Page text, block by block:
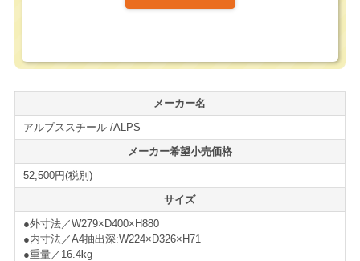
ます。
販売・搬入実績も多数ございますので安心してお買い求
＜仕様・付属品等＞
■深型10段
＊サイズ等の詳細はページ下部に記載がございます。
＜キャスター付ベース（別売り）＞
■キャスター付きベースはこちら
メーカー名
アルプススチール /ALPS
メーカー希望小売価格
52,500円(税別)
サイズ
●外寸法／W279×D400×H880
●内寸法／A4抽出深:W224×D326×H71
●重量／16.4kg